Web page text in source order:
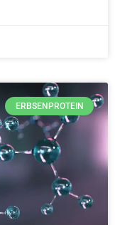
ERBSENPROTEIN